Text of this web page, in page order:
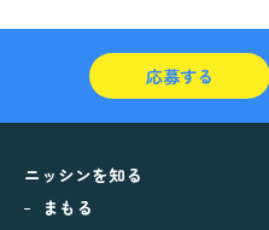
応募する
ニッシンを知る
まもる